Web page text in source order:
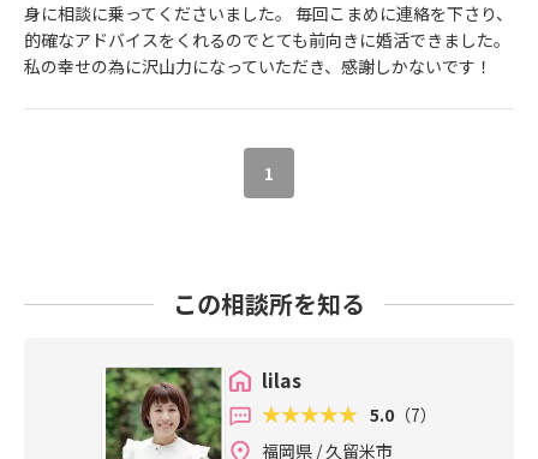
身に相談に乗ってくださいました。 毎回こまめに連絡を下さり、
的確なアドバイスをくれるのでとても前向きに婚活できました。
私の幸せの為に沢山力になっていただき、感謝しかないです！
1
この相談所を知る
lilas
5.0 （7）
福岡県 / 久留米市